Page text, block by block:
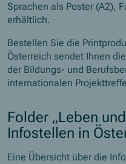
Sprachen als Poster (A2),
erhältlich.
Bestellen Sie die
Österreich sendet Ihnen
der Bildungs- und
internationalen
Folder „Leben
Infostellen in
Eine Übersicht über die